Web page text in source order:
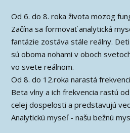
Od 6. do 8. roka života mozog
Začína sa formovať analytická
fantázie zostáva stále reálny.
sú oboma nohami v oboch
vo svete reálnom.
Od 8. do 12.roka narastá
Beta vlny a ich frekvencia rastú
celej dospelosti a predstavujú
Analytickú myseľ - našu bežnú